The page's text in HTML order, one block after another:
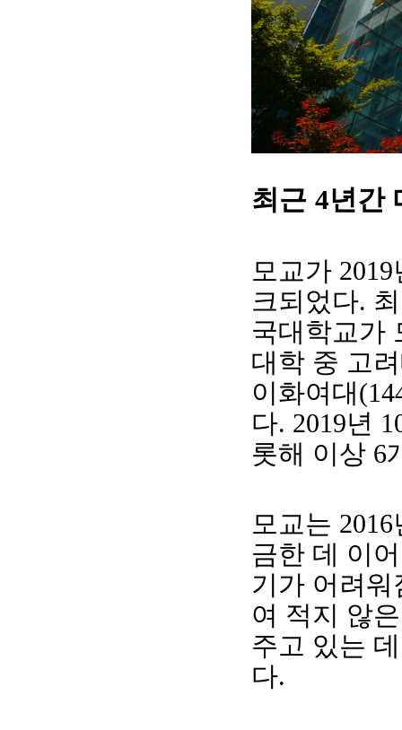
총동창
모교 소
지부·지
언론에
동창회
포토뉴
최근 4년간
모교가 2019
크되었다.
국대학교가
대학 중 고
이화여대
다. 2019년
롯해 이상 6
모교는 2016
금한 데 이
기가 어려
여 적지 않
주고 있는
다.